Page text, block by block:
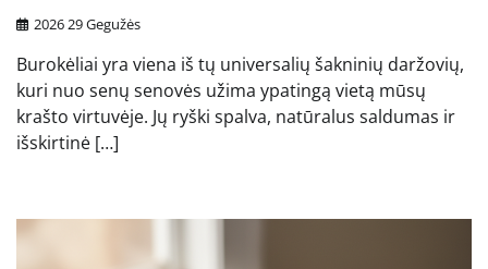
2026 29 Gegužės
Burokėliai yra viena iš tų universalių šakninių daržovių,
kuri nuo senų senovės užima ypatingą vietą mūsų
krašto virtuvėje. Jų ryški spalva, natūralus saldumas ir
išskirtinė […]